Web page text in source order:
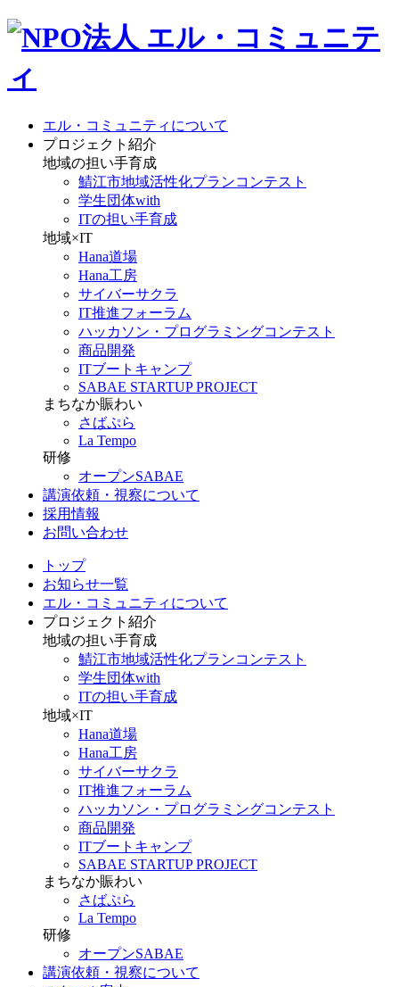
エル・コミュニティについて
プロジェクト紹介
地域の担い手育成
鯖江市地域活性化プランコンテスト
学生団体with
ITの担い手育成
地域×IT
Hana道場
Hana工房
サイバーサクラ
IT推進フォーラム
ハッカソン・プログラミングコンテスト
商品開発
ITブートキャンプ
SABAE STARTUP PROJECT
まちなか賑わい
さばぷら
La Tempo
研修
オープンSABAE
講演依頼・視察について
採用情報
お問い合わせ
トップ
お知らせ一覧
エル・コミュニティについて
プロジェクト紹介
地域の担い手育成
鯖江市地域活性化プランコンテスト
学生団体with
ITの担い手育成
地域×IT
Hana道場
Hana工房
サイバーサクラ
IT推進フォーラム
ハッカソン・プログラミングコンテスト
商品開発
ITブートキャンプ
SABAE STARTUP PROJECT
まちなか賑わい
さばぷら
La Tempo
研修
オープンSABAE
講演依頼・視察について